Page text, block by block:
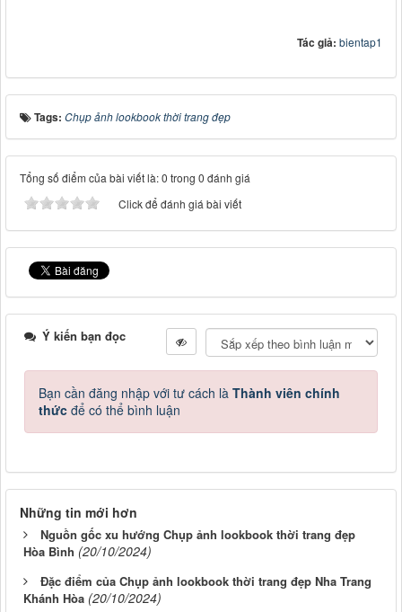
Tác giả: bientap1
Tags: Chụp ảnh lookbook thời trang đẹp
Tổng số điểm của bài viết là: 0 trong 0 đánh giá
Click để đánh giá bài viết
Ý kiến bạn đọc
Bạn cần đăng nhập với tư cách là Thành viên chính
thức để có thể bình luận
Những tin mới hơn
Nguồn gốc xu hướng Chụp ảnh lookbook thời trang đẹp
Hòa Bình (20/10/2024)
Đặc điểm của Chụp ảnh lookbook thời trang đẹp Nha Trang
Khánh Hòa (20/10/2024)